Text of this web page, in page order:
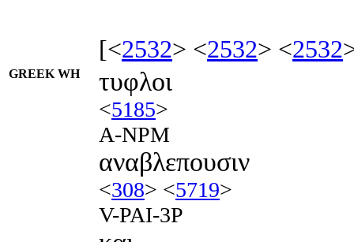
[<2532> <2532> <2532
GREEK WH τυφλοι
<5185>
A-NPM
αναβλεπουσιν
<308> <5719>
V-PAI-3P